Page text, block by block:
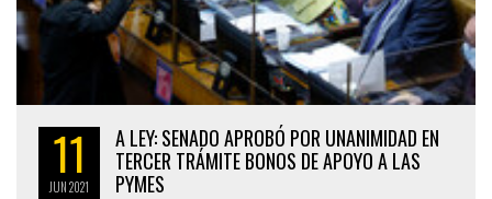
11
JUN2021
A LEY: SENADO APROBÓ POR UNANIMIDAD EN
TERCER TRÁMITE BONOS DE APOYO A LAS
PYMES